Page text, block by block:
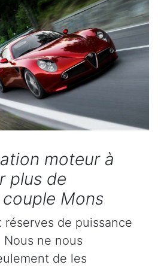
moteur à
plus de
Mons
réserves de puissance
ne nous
de les